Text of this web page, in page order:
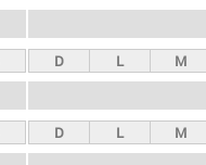
D L M
D L M